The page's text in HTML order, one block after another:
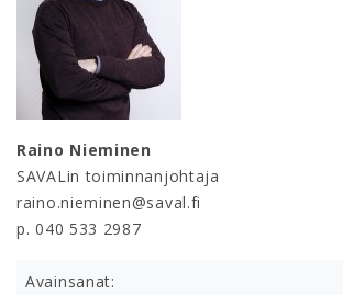
Raino Nieminen
SAVALin toiminnanjohtaja
raino.nieminen@saval.fi
p. 040 533 2987
Avainsanat: